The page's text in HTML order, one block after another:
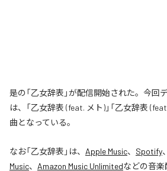
是の「乙女辞表」が配信開始された。今回
は、「乙女辞表 (feat. メト)」「乙女辞表
曲となっている。
なお「乙女辞表 」は、 Apple Music、 Spotify、
Music、 Amazon Music Unlimitedなどの音